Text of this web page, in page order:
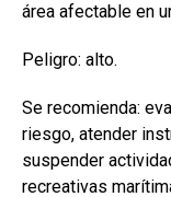
área afectable en
Peligro: alto.
Se recomienda:
riesgo, atender
suspender
recreativas